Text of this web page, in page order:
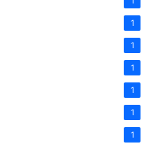
1
1
1
1
1
1